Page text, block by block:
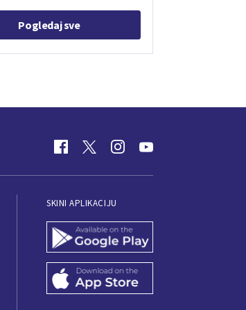
Pogledaj sve
SKINI APLIKACIJU